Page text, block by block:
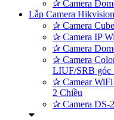
✰ Camera
Lắp Camera Hikvision
✰ Camera
✰ Camera IP
✰ Camera
✰ Camera
LIUF/SRB góc
✰ Camear
2 Chiều
✰ Camera